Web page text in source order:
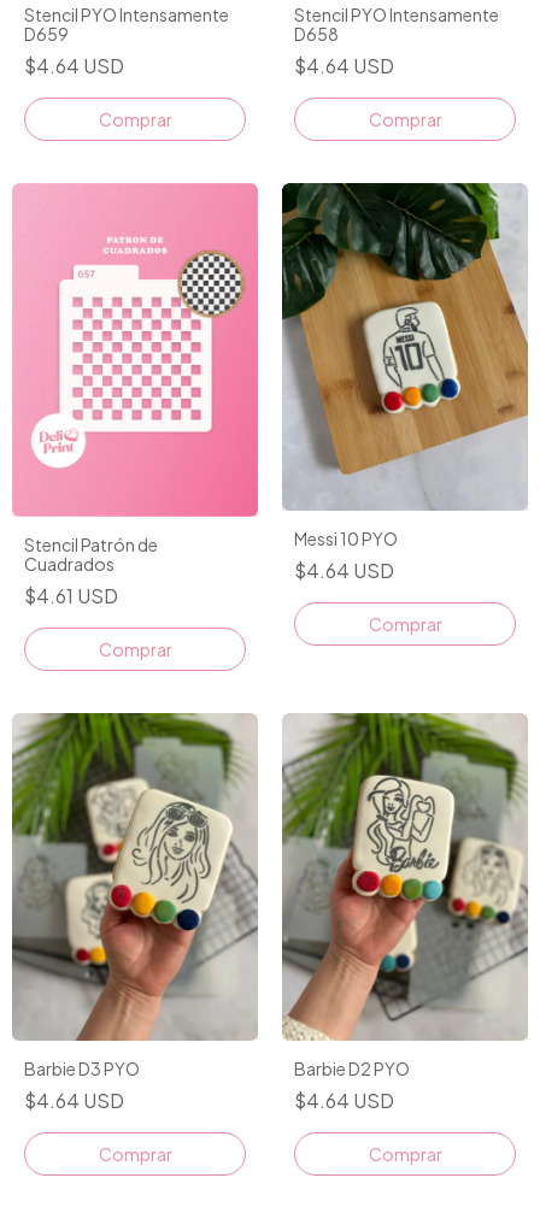
Stencil PYO Intensamente
D659
$4.64 USD
Comprar
Stencil PYO Intensamente
D658
$4.64 USD
Comprar
Stencil Patrón de
Cuadrados
$4.61 USD
Messi 10 PYO
$4.64 USD
Comprar
Barbie D3 PYO
$4.64 USD
Comprar
Barbie D2 PYO
$4.64 USD
Comprar